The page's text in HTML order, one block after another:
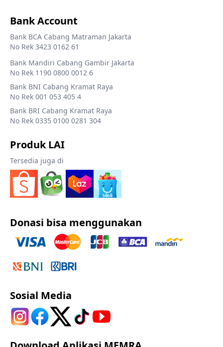
Bank Account
Bank BCA Cabang Matraman Jakarta
No Rek 3423 0162 61
Bank Mandiri Cabang Gambir Jakarta
No Rek 1190 0800 0012 6
Bank BNI Cabang Kramat Raya
No Rek 001 053 405 4
Bank BRI Cabang Kramat Raya
No Rek 0335 0100 0281 304
Produk LAI
Tersedia juga di
Donasi bisa menggunakan
Sosial Media